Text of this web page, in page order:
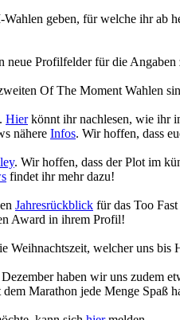
geben, für welche ihr ab
neue Profilfelder für die
Of The Moment Wahlen
Hierkönnt ihr nachlesen, wie ihr
nähere Infos. Wir hoffen, dass
. Wir hoffen, dass der Plot im
findet ihr mehr dazu!
Jahresrückblick für das Too
Award in ihrem Profil!
Weihnachtszeit, welcher uns bis
haben wir uns zudem
Marathon jede Menge Spaß